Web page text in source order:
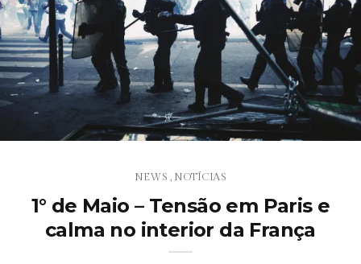
NEWS , NOTÍCIAS
1° de Maio – Tensão em Paris e
calma no interior da França